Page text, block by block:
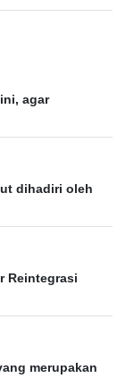
agar
dihadiri oleh
Reintegrasi
merupakan